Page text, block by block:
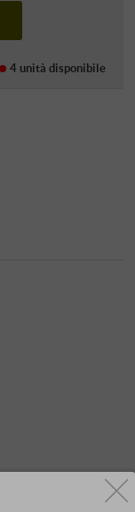
4 unità disponibile